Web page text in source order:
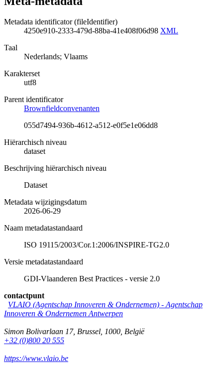
Metadata identificator (fileIdentifier)
4250e910-2333-479d-88ba-41e408f06d98 XML
Taal
Nederlands; Vlaams
Karakterset
utf8
Parent identificator
Brownfieldconvenanten
055d7494-936b-4612-a512-e0f5e1e06dd8
Hiërarchisch niveau
dataset
Beschrijving hiërarchisch niveau
Dataset
Metadata wijzigingsdatum
2026-06-29
Naam metadatastandaard
ISO 19115/2003/Cor.1:2006/INSPIRE-TG2.0
Versie metadatastandaard
GDI-Vlaanderen Best Practices - versie 2.0
contactpunt
VLAIO (Agentschap Innoveren & Ondernemen) -Agentschap
Innoveren & Ondernemen Antwerpen
Simon Bolivarlaan 17, Brussel, 1000, België
+32 (0)800 20 555
https://www.vlaio.be